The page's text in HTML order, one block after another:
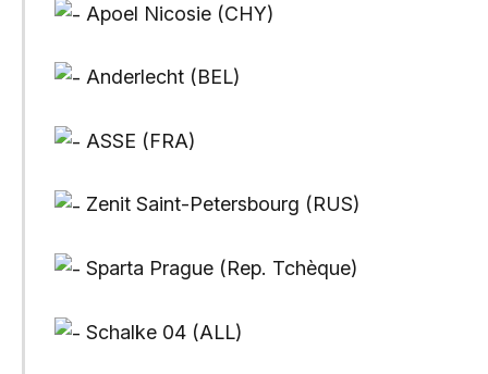
Apoel Nicosie (CHY)
Anderlecht (BEL)
ASSE (FRA)
Zenit Saint-Petersbourg (RUS)
Sparta Prague (Rep. Tchèque)
Schalke 04 (ALL)